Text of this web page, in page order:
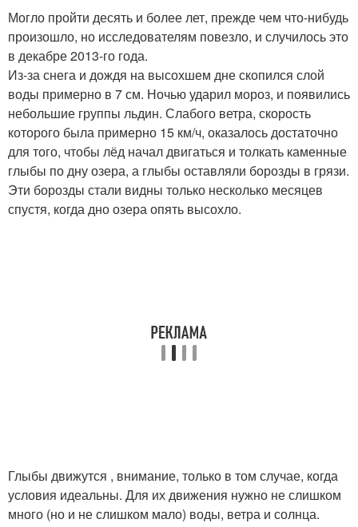
Могло пройти десять и более лет, прежде чем что-нибудь
произошло, но исследователям повезло, и случилось это
в декабре 2013-го года.
Из-за снега и дождя на высохшем дне скопился слой
воды примерно в 7 см. Ночью ударил мороз, и появились
небольшие группы льдин. Слабого ветра, скорость
которого была примерно 15 км/ч, оказалось достаточно
для того, чтобы лёд начал двигаться и толкать каменные
глыбы по дну озера, а глыбы оставляли борозды в грязи.
Эти борозды стали видны только несколько месяцев
спустя, когда дно озера опять высохло.
Глыбы движутся , внимание, только в том случае, когда
условия идеальны. Для их движения нужно не слишком
много (но и не слишком мало) воды, ветра и солнца.